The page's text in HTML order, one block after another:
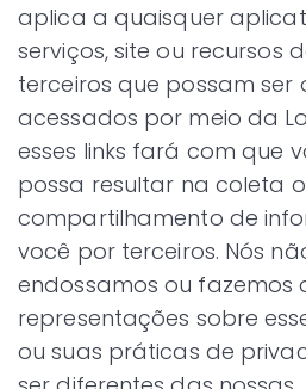
aplica a quaisquer
serviços, site ou recursos
terceiros que possam ser
acessados por meio da
esses links fará com que
possa resultar na coleta
compartilhamento de
você por terceiros. Nós
endossamos ou fazemos
representações sobre
ou suas práticas de